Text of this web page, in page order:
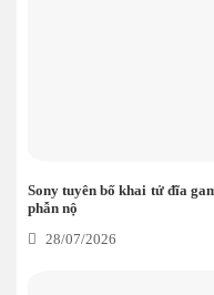
Sony tuyên bố khai tử đĩa
phẫn nộ
28/07/2026